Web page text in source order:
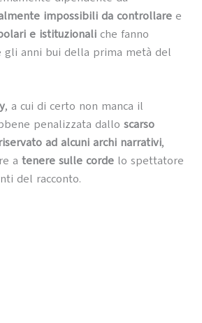
impossibili da controllaree
e istituzionali che fanno
anni bui della prima metà del
, a cui di certo non manca il
penalizzata dallo scarso
ad alcuni archi narrativi,
a tenere sulle cordelo spettatore
del racconto.